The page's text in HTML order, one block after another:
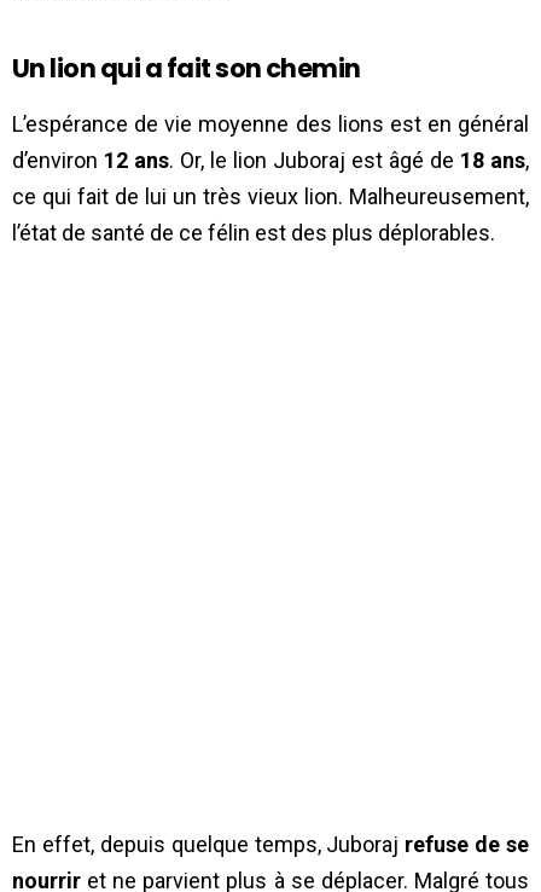
Un lion qui a fait son chemin
L’espérance de vie moyenne des lions est en général
d’environ 12 ans. Or, le lion Juboraj est âgé de 18 ans,
ce qui fait de lui un très vieux lion. Malheureusement,
l’état de santé de ce félin est des plus déplorables.
En effet, depuis quelque temps, Juboraj refuse de se
nourrir et ne parvient plus à se déplacer. Malgré tous